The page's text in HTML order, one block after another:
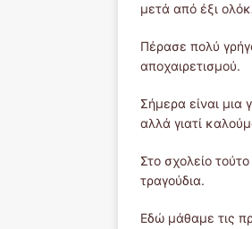
μετά από έξι
Πέρασε πολύ
αποχαιρετισμού.
Σήμερα είναι μια
αλλά γιατί
Στο σχολείο
τραγούδια.
Εδώ μάθαμε τις